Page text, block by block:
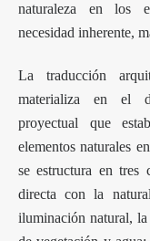
naturaleza en los
necesidad inherente,
La traducción
materializa en el
proyectual que
elementos naturales
se estructura en tres
directa con la
iluminación natural,